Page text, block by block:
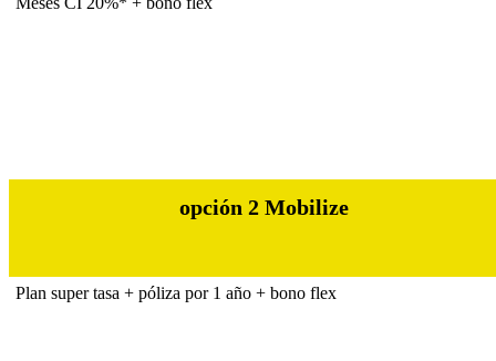
opción 2 Mobilize
Plan super tasa + póliza por 1 año + bono flex